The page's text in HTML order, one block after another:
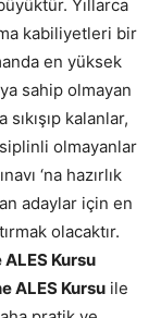
Yıllarca
kabiliyetleri bir
en yüksek
sahip olmayan
kalanlar,
olmayanlar
‘na hazırlık
adaylar için en
olacaktır.
Kursu
ALES Kursu ile